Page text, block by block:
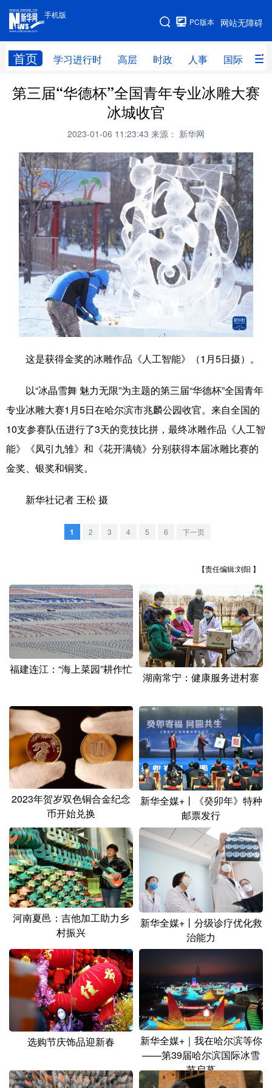
手机版
网站无障碍
PC版本
首页 学习进行时 高层 时政 人事 国际 财
手机版
网站地图
学习进行时 高层 时政 人事
财经 网评
全球连线
科技 科创 量子 体育
文化 书画 健康 军事
访谈 视频 图片 政务
中央文件 金融 汽车
食品 人居 信息化 数字经济
学术中国 乡村振兴 溯源中国
城市 旅游 会展
文化产业
地方频道
北京
辽宁 吉林
重庆
四川 贵州 云南 西藏
陕西 甘肃 青海 宁夏
新疆 内蒙古 黑龙江
English Español Français عربى
Русский язык 日本語 한국어
Deutsch
第三届“华德杯”全国青年专业冰雕大赛
冰城收官
2023-01-06 11:23:43 来源： 新华网
这是获得金奖的冰雕作品《人工智能》（1月5日摄）。
以“冰晶雪舞 魅力无限”为主题的第三届“华德杯”全国青年
专业冰雕大赛1月5日在哈尔滨市兆麟公园收官。来自全国的
10支参赛队伍进行了3天的竞技比拼，最终冰雕作品《人工智
能》《凤引九雏》和《花开满镜》分别获得本届冰雕比赛的
金奖、银奖和铜奖。
新华社记者 王松 摄
1 2 3 4 5 6 下一页
【责任编辑:刘阳 】
福建连江：“海上菜园”耕作忙
湖南常宁：健康服务进村寨
2023年贺岁双色铜合金纪念
币开始兑换
新华全媒+丨《癸卯年》特种
邮票发行
河南夏邑：吉他加工助力乡
村振兴
新华全媒+丨分级诊疗优化救
治能力
选购节庆饰品迎新春
新华全媒+｜我在哈尔滨等你
——第39届哈尔滨国际冰雪
节启幕